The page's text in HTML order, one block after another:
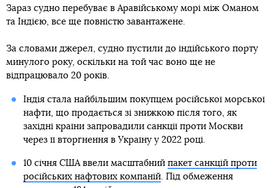
Зараз судно перебуває в Аравійському морі між Оманом
та Індією, все ще повністю завантажене.
За словами джерел, судно пустили до індійського порту
минулого року, оскільки на той час воно ще не
відпрацювало 20 років.
Індія стала найбільшим покупцем російської морської
нафти, що продається зі знижкою після того, як
західні країни запровадили санкції проти Москви
через її вторгнення в Україну у 2022 році.
10 січня США ввели масштабний пакет санкцій проти
російських нафтових компаній. Під обмеження